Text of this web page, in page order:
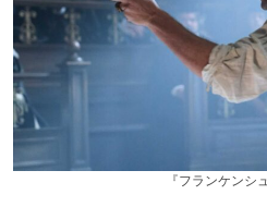
『フランケンシ